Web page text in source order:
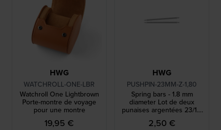
HWG
WATCHROLL-ONE-LBR
Watchroll One Lightbrown
Porte-montre de voyage
pour une montre
19,95 €
HWG
PUSHPIN-23MM-Z-1,80
Spring bars - 1.8 mm
diameter Lot de deux
punaises argentées 23/1.8
mm
2,50 €